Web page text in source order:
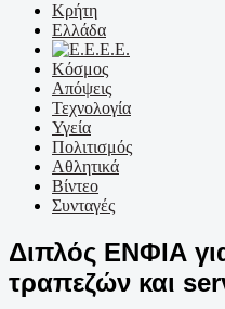
Κρήτη
Ελλάδα
Ε.Ε.
Κόσμος
Απόψεις
Τεχνολογία
Υγεία
Πολιτισμός
Αθλητικά
Βίντεο
Συνταγές
Διπλός ΕΝΦΙΑ
τραπεζών και